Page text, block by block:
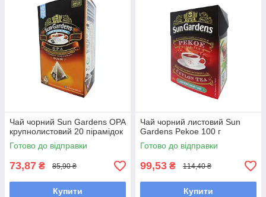
Чай чорний Sun Gardens OPA
крупнолистовий 20 пірамідок
Готово до відправки
73,87 ₴ 85,90 ₴
Купити
Чай чорний листовий Sun
Gardens Pekoe 100 г
Готово до відправки
99,53 ₴ 114,40 ₴
Купити